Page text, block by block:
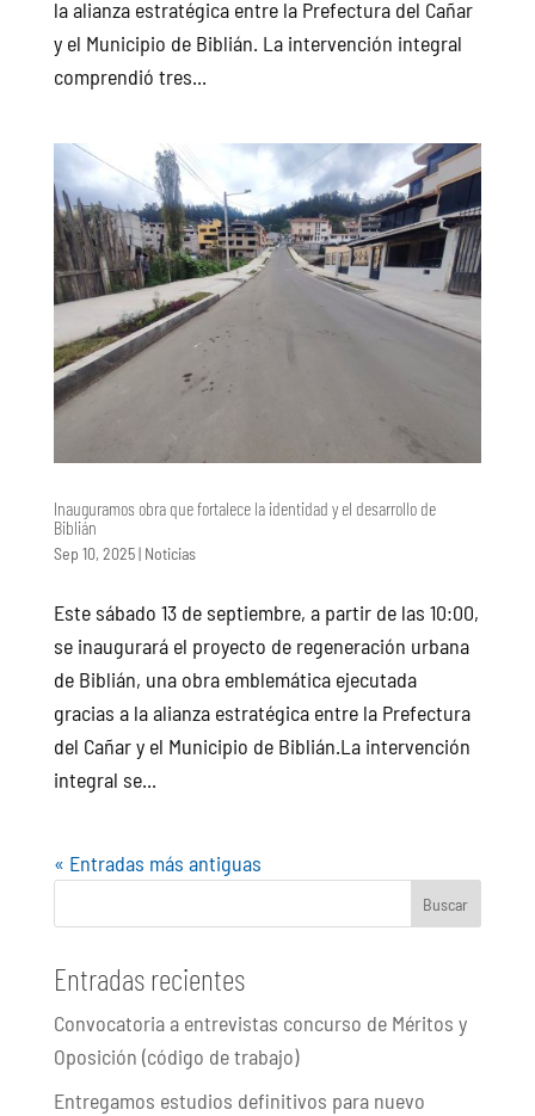
la alianza estratégica entre la Prefectura del Cañar
y el Municipio de Biblián. La intervención integral
comprendió tres...
Inauguramos obra que fortalece la identidad y el desarrollo de
Biblián
Sep 10, 2025| Noticias
Este sábado 13 de septiembre, a partir de las 10:00,
se inaugurará el proyecto de regeneración urbana
de Biblián, una obra emblemática ejecutada
gracias a la alianza estratégica entre la Prefectura
del Cañar y el Municipio de Biblián.La intervención
integral se...
« Entradas más antiguas
Buscar
Entradas recientes
Convocatoria a entrevistas concurso de Méritos y
Oposición (código de trabajo)
Entregamos estudios definitivos para nuevo